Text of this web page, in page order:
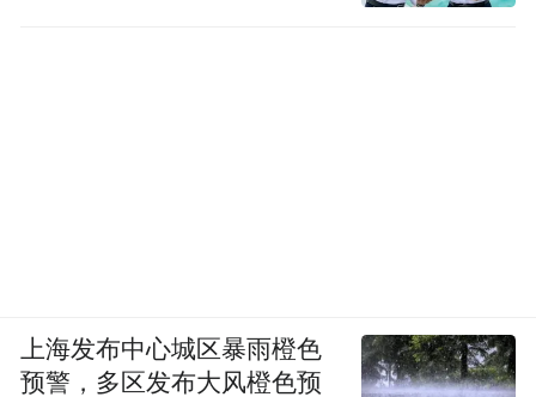
上海发布中心城区暴雨橙色
预警，多区发布大风橙色预